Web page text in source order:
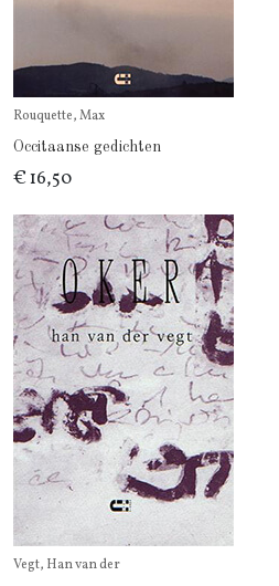
Rouquette, Max
Occitaanse gedichten
€ 16,50
Vegt, Han van der